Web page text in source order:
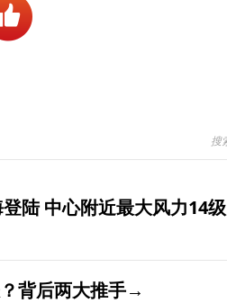
陆 中心附近最大风力14级
背后两大推手→